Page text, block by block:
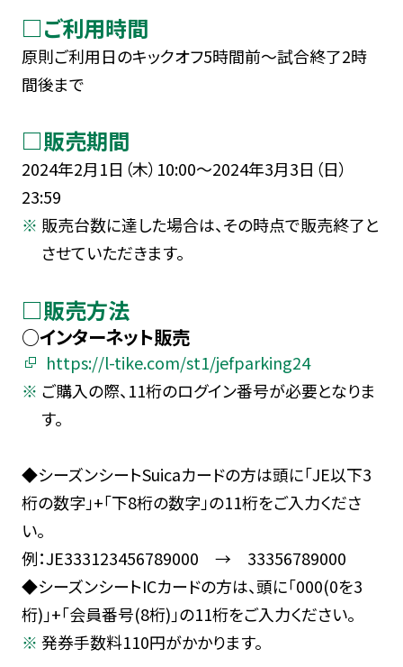
□ご利用時間
原則ご利用日のキックオフ5時間前～試合終了2時
間後まで
□販売期間
2024年2月1日（木）10:00～2024年3月3日（日）
23:59
販売台数に達した場合は、その時点で販売終了と
させていただきます。
□販売方法
○インターネット販売
https://l-tike.com/st1/jefparking24
ご購入の際、11桁のログイン番号が必要となりま
す。
◆シーズンシートSuicaカードの方は頭に「JE以下3
桁の数字」+「下8桁の数字」の11桁をご入力くださ
い。
例：JE333123456789000 → 33356789000
◆シーズンシートICカードの方は、頭に｢000(0を3
桁)｣+｢会員番号(8桁)｣の11桁をご入力ください。
発券手数料110円がかかります。